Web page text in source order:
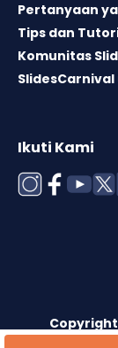
Pertanyaan
Tips dan
Komunitas
Ikuti Kami
Copyright